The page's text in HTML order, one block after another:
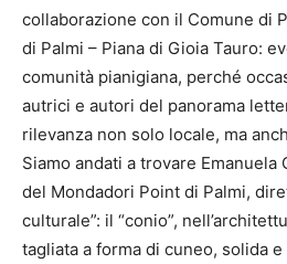
collaborazione con il Comune di
di Palmi – Piana di Gioia Tauro:
comunità pianigiana, perché
autrici e autori del panorama
rilevanza non solo locale, ma
Siamo andati a trovare
del Mondadori Point di Palmi,
culturale”: il “conio”,
tagliata a forma di cuneo, solida